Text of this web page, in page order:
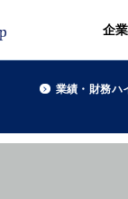
企
業績・財務ハ